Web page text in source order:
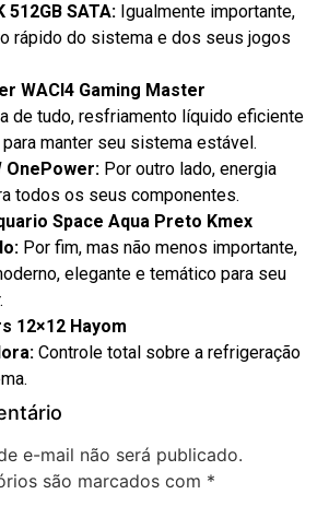
512GB SATA: Igualmente importante,
rápido do sistema e dos seus jogos
WACI4 Gaming Master
de tudo, resfriamento líquido eficiente
manter seu sistema estável.
OnePower: Por outro lado, energia
todos os seus componentes.
Space Aqua Preto Kmex
Por fim, mas não menos importante,
elegante e temático para seu
12×12 Hayom
Controle total sobre a refrigeração
e-mail não será publicado.
são marcados com *